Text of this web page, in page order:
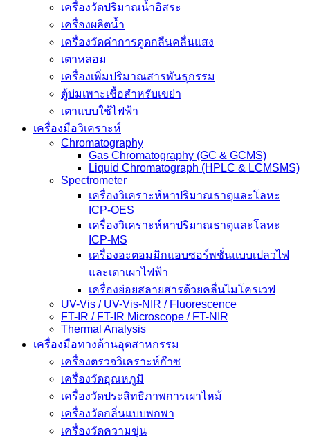
เครื่องวัดปริมาณน้ำอิสระ
เครื่องผลิตน้ำ
เครื่องวัดค่าการดูดกลืนคลื่นแสง
เตาหลอม
เครื่องเพิ่มปริมาณสารพันธุกรรม
ตู้บ่มเพาะเชื้อสำหรับเขย่า
เตาแบบใช้ไฟฟ้า
เครื่องมือวิเคราะห์
Chromatography
Gas Chromatography (GC & GCMS)
Liquid Chromatograph (HPLC & LCMSMS)
Spectrometer
เครื่องวิเคราะห์หาปริมาณธาตุและโลหะ
ICP-OES
เครื่องวิเคราะห์หาปริมาณธาตุและโลหะ
ICP-MS
เครื่องอะตอมมิกแอบซอร์พชั่นแบบเปลวไฟ
และเตาเผาไฟฟ้า
เครื่องย่อยสลายสารด้วยคลื่นไมโครเวฟ
UV-Vis / UV-Vis-NIR / Fluorescence
FT-IR / FT-IR Microscope / FT-NIR
Thermal Analysis
เครื่องมือทางด้านอุตสาหกรรม
เครื่องตรวจวิเคราะห์ก๊าซ
เครื่องวัดอุณหภูมิ
เครื่องวัดประสิทธิภาพการเผาไหม้
เครื่องวัดกลิ่นแบบพกพา
เครื่องวัดความขุ่น